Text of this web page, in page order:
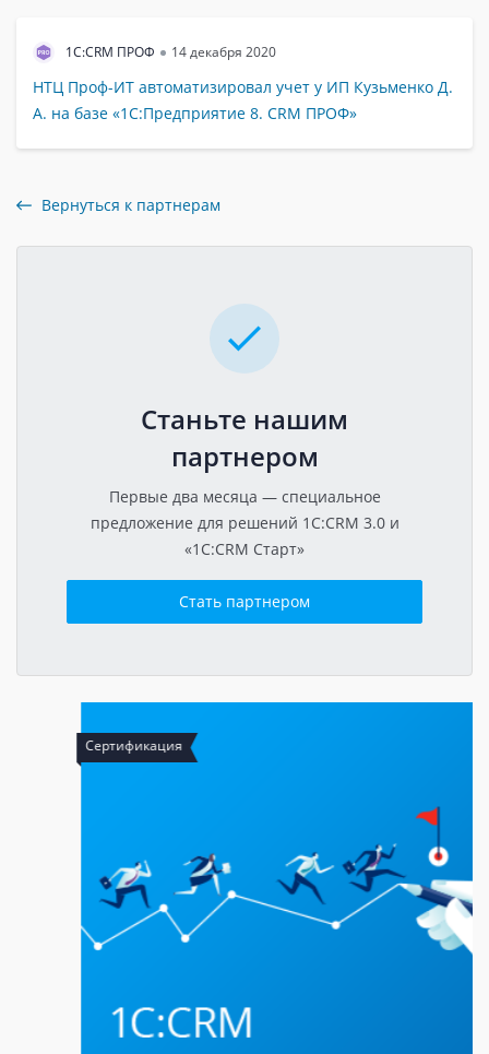
1С:CRM ПРОФ 14 декабря 2020
НТЦ Проф-ИТ автоматизировал учет у ИП Кузьменко Д.
А. на базе «1С:Предприятие 8. CRM ПРОФ»
Вернуться к партнерам
Станьте нашим
партнером
Первые два месяца — специальное
предложение для решений 1C:CRM 3.0 и
«1C:CRM Старт»
Стать партнером
Сертификация